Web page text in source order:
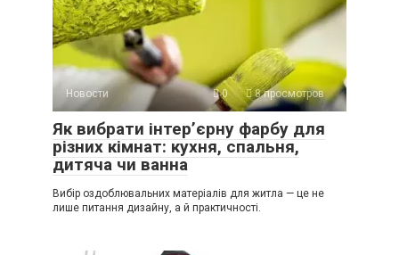
Новости 0 8 просмотров
Як вибрати інтер’єрну фарбу для
різних кімнат: кухня, спальня,
дитяча чи ванна
Вибір оздоблювальних матеріалів для житла — це не
лише питання дизайну, а й практичності.